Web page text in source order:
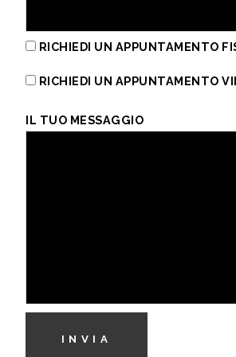
RICHIEDI UN APPUNTAMENTO
RICHIEDI UN APPUNTAMENTO
IL TUO MESSAGGIO